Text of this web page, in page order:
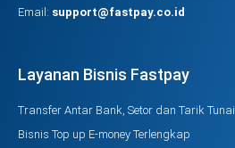
Email: support@fastpay.co.id
Layanan Bisnis Fastpay
Transfer Antar Bank, Setor dan Tarik Tunai
Bisnis Top up E-money Terlengkap